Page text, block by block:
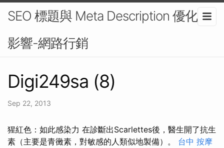
SEO 標題與 Meta Description 優化的
影響-網路行銷
Digi249sa (8)
Sep 22, 2013
猩紅色：如此感染力 在診斷出Scarlettes後，醫生開了抗生
素（主要是青黴素，對敏感的人類似地製備）。 台中 按摩